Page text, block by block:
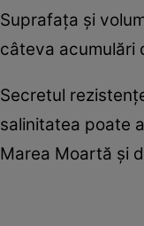
Suprafața și
câteva acumulări
Secretul
salinitatea poate
Marea Moartă și